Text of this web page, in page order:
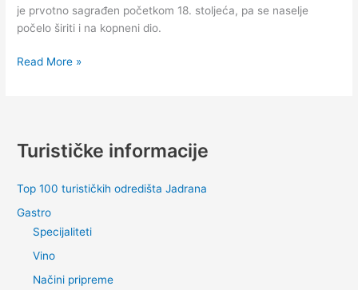
je prvotno sagrađen početkom 18. stoljeća, pa se naselje
počelo širiti i na kopneni dio.
Tisno
Read More »
Turističke informacije
Top 100 turističkih odredišta Jadrana
Gastro
Specijaliteti
Vino
Načini pripreme